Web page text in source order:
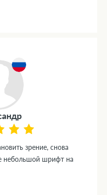
зрение, снова
небольшой шрифт на